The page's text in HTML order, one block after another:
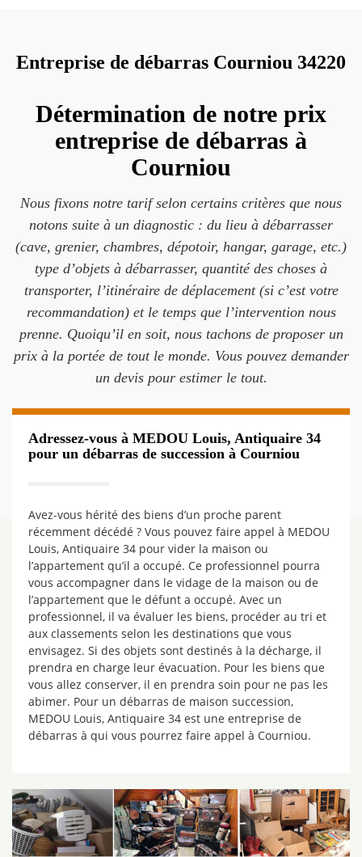
Entreprise de débarras Courniou 34220
Détermination de notre prix
entreprise de débarras à
Courniou
Nous fixons notre tarif selon certains critères que nous
notons suite à un diagnostic : du lieu à débarrasser
(cave, grenier, chambres, dépotoir, hangar, garage, etc.)
type d’objets à débarrasser, quantité des choses à
transporter, l’itinéraire de déplacement (si c’est votre
recommandation) et le temps que l’intervention nous
prenne. Quoiqu’il en soit, nous tachons de proposer un
prix à la portée de tout le monde. Vous pouvez demander
un devis pour estimer le tout.
Adressez-vous à MEDOU Louis, Antiquaire 34
pour un débarras de succession à Courniou
Avez-vous hérité des biens d’un proche parent
récemment décédé ? Vous pouvez faire appel à MEDOU
Louis, Antiquaire 34 pour vider la maison ou
l’appartement qu’il a occupé. Ce professionnel pourra
vous accompagner dans le vidage de la maison ou de
l’appartement que le défunt a occupé. Avec un
professionnel, il va évaluer les biens, procéder au tri et
aux classements selon les destinations que vous
envisagez. Si des objets sont destinés à la décharge, il
prendra en charge leur évacuation. Pour les biens que
vous allez conserver, il en prendra soin pour ne pas les
abimer. Pour un débarras de maison succession,
MEDOU Louis, Antiquaire 34 est une entreprise de
débarras à qui vous pourrez faire appel à Courniou.